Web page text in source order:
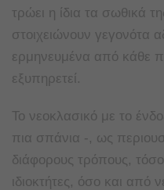
τρώει η ίδια τα σωθικά
στοιχειώνουν γεγονότα
ερμηνευμένα από κάθε
εξυπηρετεί.
Το νεοκλασικό με το
πια σπάνια -, ως
διάφορους τρόπους,
ιδιοκτήτες, όσο και από